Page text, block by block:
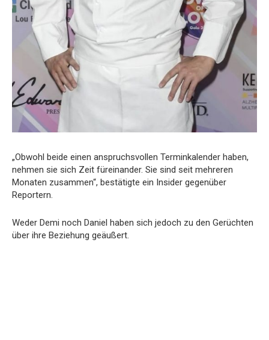
„Obwohl beide einen anspruchsvollen Terminkalender haben,
nehmen sie sich Zeit füreinander. Sie sind seit mehreren
Monaten zusammen“, bestätigte ein Insider gegenüber
Reportern.
Weder Demi noch Daniel haben sich jedoch zu den Gerüchten
über ihre Beziehung geäußert.